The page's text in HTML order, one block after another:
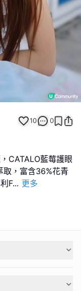
10 0
CATALO藍莓護眼
，富含36%花青
F... 更多